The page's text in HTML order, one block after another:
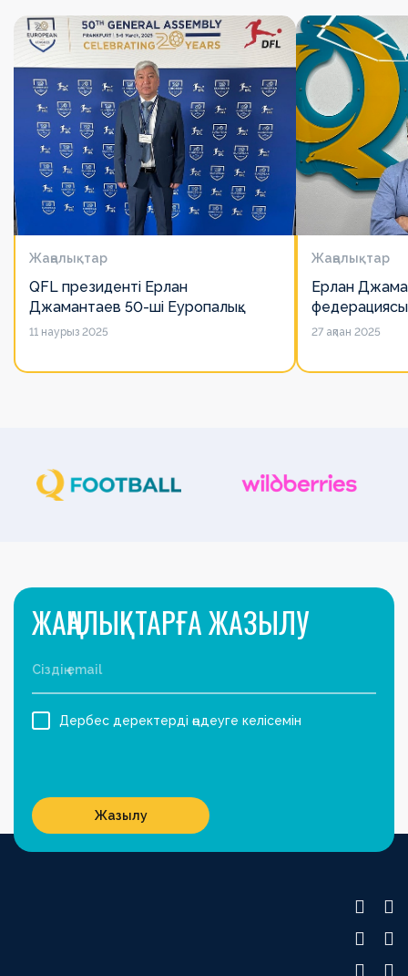
Жаңалықтар
QFL президенті Ерлан
Джамантаев 50-ші Еуропалық
лигалар Бас ассамблеясына
11 наурыз 2025
Жаңалықтар
Ерлан
есімін
27 ақпан 2025
ЖАҢАЛЫҚТАРҒА ЖАЗЫЛУ
Дербес деректерді өңдеуге келісемін
Жазылу